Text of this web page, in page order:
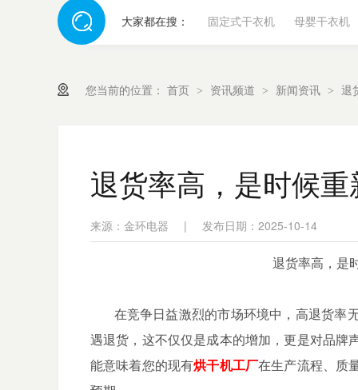
大家都在搜： 固定式干衣机 母婴干衣机
您当前的位置： 首页 > 资讯频道 > 新闻资讯 > 退
退货率高，是时候
来源：金环电器 | 发布日期：2025-10-14
退货率高，是
在竞争日益激烈的市场环境中，高退货率
遇退货，这不仅仅是成本的增加，更是对品牌
能意味着您的现有烘干机工厂在生产流程、质